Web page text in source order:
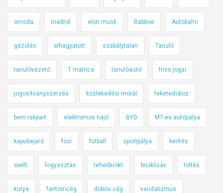
omoda madrid elon musk Babboe Autobahn
gázolás elhagyatott szabálytalan Tanuló
tanulóvezető T matrica tanulóautó friss jogsi
jogosítványszerzés közlekedési morál feketedoboz
bem rakpart elektromos hajó BYD M7-es autópálya
kapubejáró foci futball sportpálya kerítés
swift fogyasztás teherbicikli biciklisáv töltés
kutya fantomcég dobós cég vandalizmus